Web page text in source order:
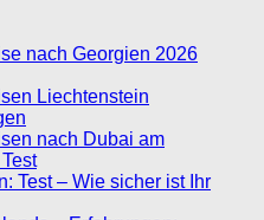
nach Georgien 2026
Liechtenstein
nach Dubai am
Test – Wie sicher ist Ihr